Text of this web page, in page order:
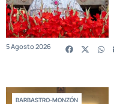
5 Agosto 2026
BARBASTRO-MONZÓN